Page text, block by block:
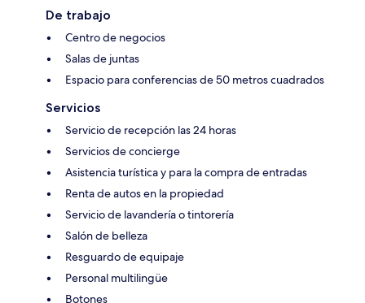
De trabajo
Centro de negocios
Salas de juntas
Espacio para conferencias de 50 metros cuadrados
Servicios
Servicio de recepción las 24 horas
Servicios de concierge
Asistencia turística y para la compra de entradas
Renta de autos en la propiedad
Servicio de lavandería o tintorería
Salón de belleza
Resguardo de equipaje
Personal multilingüe
Botones